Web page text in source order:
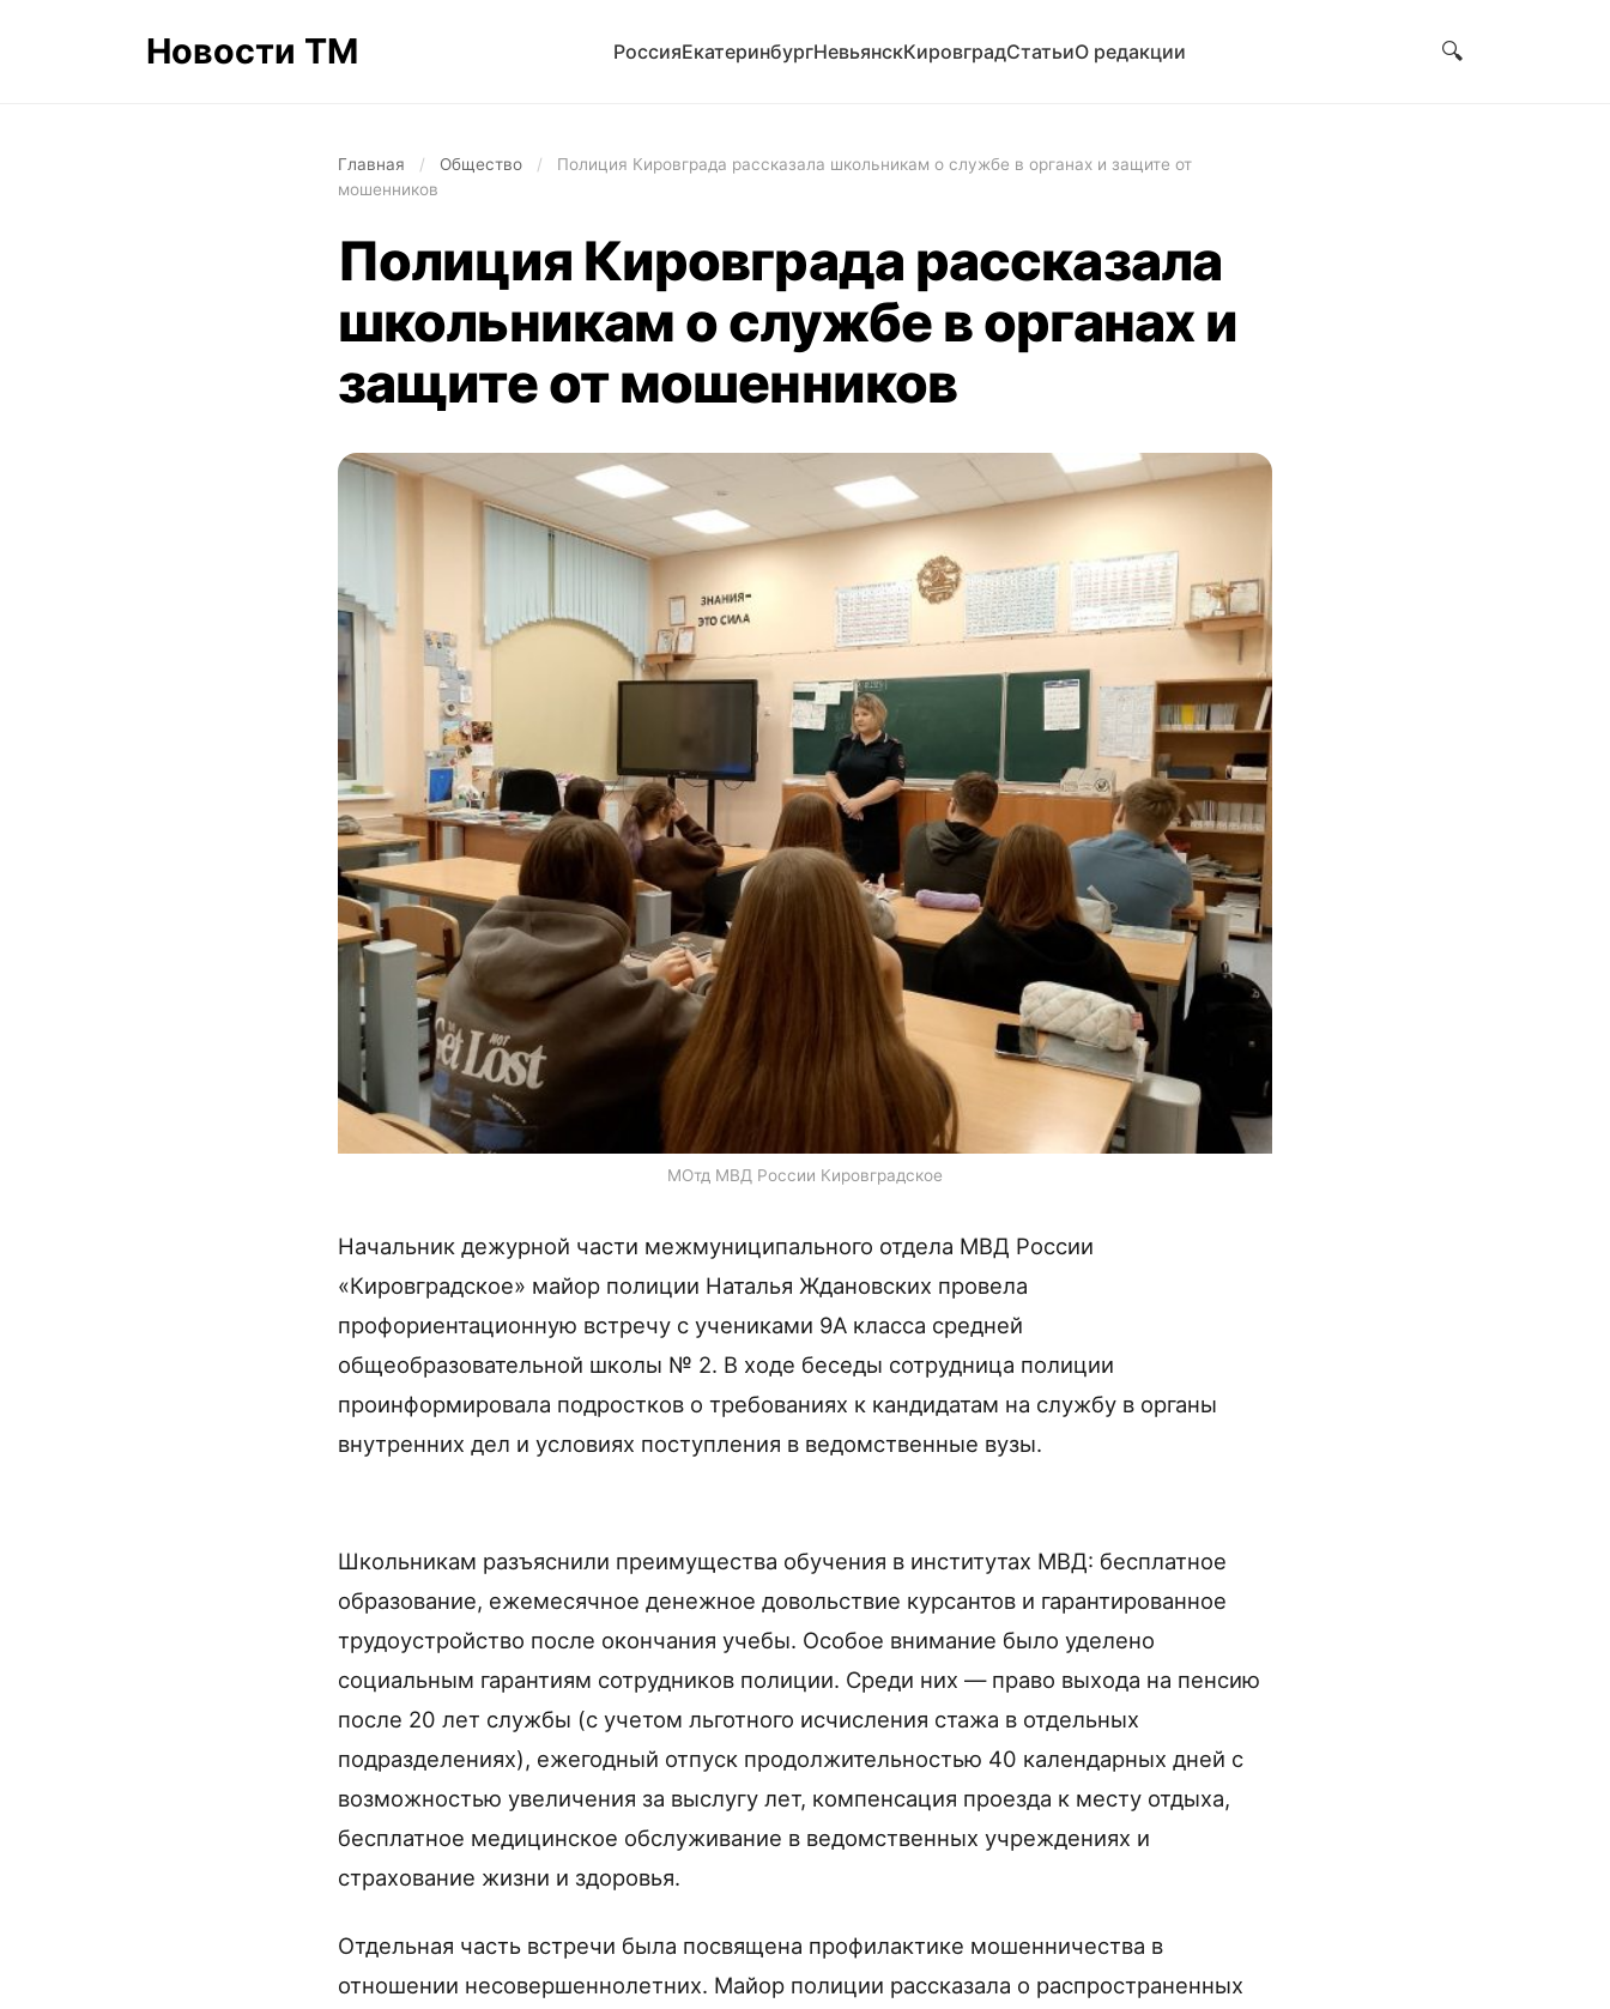
Новости ТМ РоссияЕкатеринбургНевьянскКировградСтатьиО редакции 🔍
Главная / Общество /
Полиция Кировграда рассказала школьникам о службе в органах и защите от
мошенников
Полиция Кировграда рассказала
школьникам о службе в органах и
защите от мошенников
МОтд МВД России Кировградское
Начальник дежурной части межмуниципального отдела МВД России
«Кировградское» майор полиции Наталья Ждановских провела
профориентационную встречу с учениками 9А класса средней
общеобразовательной школы № 2. В ходе беседы сотрудница полиции
проинформировала подростков о требованиях к кандидатам на службу в органы
внутренних дел и условиях поступления в ведомственные вузы.
Школьникам разъяснили преимущества обучения в институтах МВД: бесплатное
образование, ежемесячное денежное довольствие курсантов и гарантированное
трудоустройство после окончания учебы. Особое внимание было уделено
социальным гарантиям сотрудников полиции. Среди них — право выхода на пенсию
после 20 лет службы (с учетом льготного исчисления стажа в отдельных
подразделениях), ежегодный отпуск продолжительностью 40 календарных дней с
возможностью увеличения за выслугу лет, компенсация проезда к месту отдыха,
бесплатное медицинское обслуживание в ведомственных учреждениях и
страхование жизни и здоровья.
Отдельная часть встречи была посвящена профилактике мошенничества в
отношении несовершеннолетних. Майор полиции рассказала о распространенных